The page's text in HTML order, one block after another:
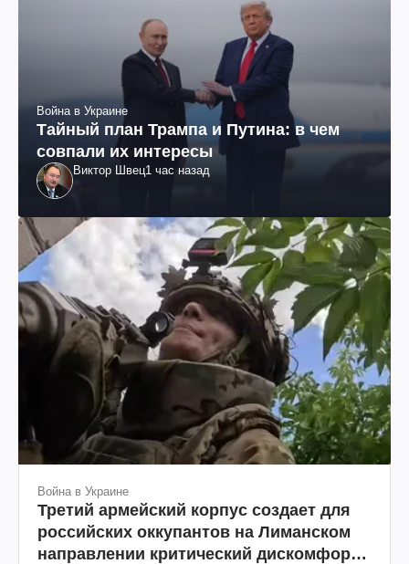
Война в Украине
Тайный план Трампа и Путина: в чем
совпали их интересы
Виктор Швец1 час назад
Война в Украине
Третий армейский корпус создает для
российских оккупантов на Лиманском
направлении критический дискомфорт: